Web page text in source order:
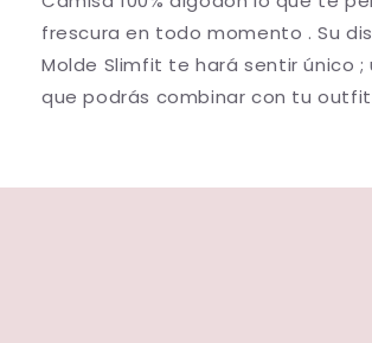
frescura en todo momento . Su
Molde Slimfit te hará sentir único ;
que podrás combinar con tu